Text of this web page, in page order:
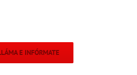
E INFÓRMATE